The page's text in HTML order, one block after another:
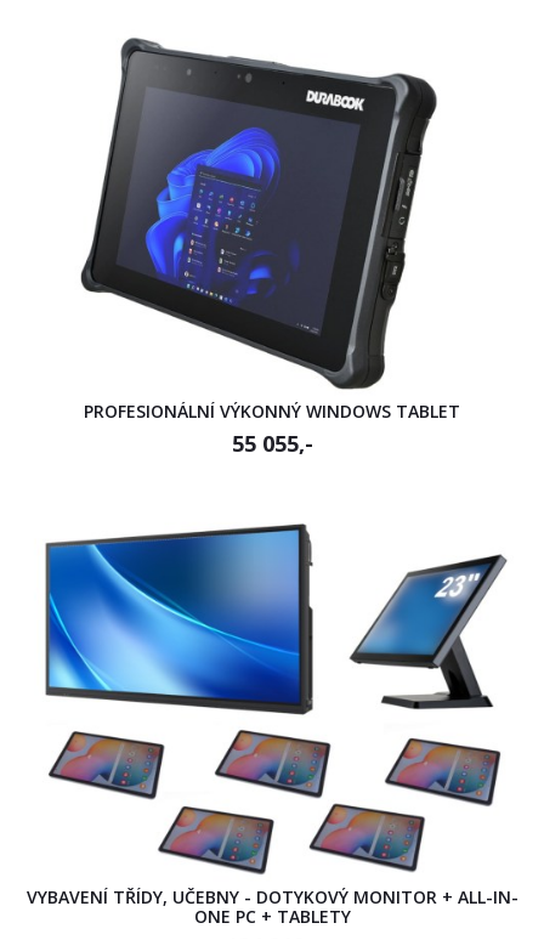
PROFESIONÁLNÍ VÝKONNÝ WINDOWS TABLET
55 055,-
VYBAVENÍ TŘÍDY, UČEBNY - DOTYKOVÝ MONITOR + ALL-IN-
ONE PC + TABLETY